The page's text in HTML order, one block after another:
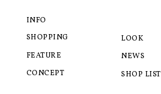
INFO
SHOPPING
FEATURE
CONCEPT
LOOK
NEWS
SHOP LIST